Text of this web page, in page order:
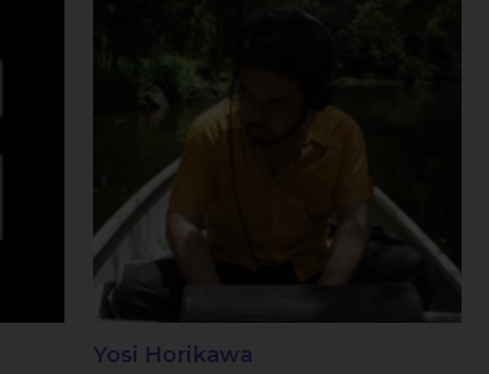
Yosi Horikawa